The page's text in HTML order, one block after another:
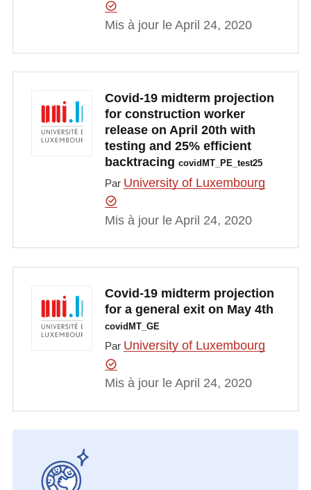
Mis à jour le April 24, 2020
Covid-19 midterm projection
for construction worker
release on April 20th with
testing and 25% efficient
backtracing covidMT_PE_test25
Par University of Luxembourg
Mis à jour le April 24, 2020
Covid-19 midterm projection
for a general exit on May 4th
covidMT_GE
Par University of Luxembourg
Mis à jour le April 24, 2020